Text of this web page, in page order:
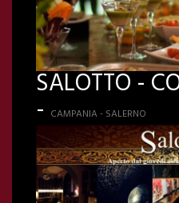
SALOTTO -
- CAMPANIA - SALERNO